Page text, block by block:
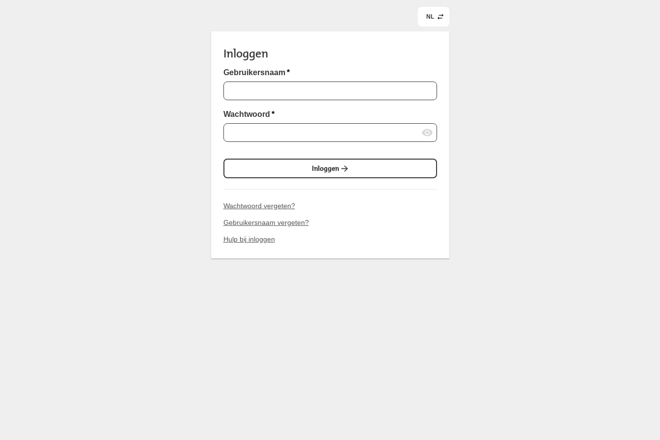
NL
Inloggen
Gebruikersnaam *
Wachtwoord *
Inloggen
Wachtwoord vergeten?
Gebruikersnaam vergeten?
Hulp bij inloggen